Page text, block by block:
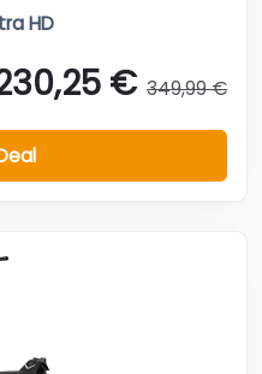
HD
€ 349,99 €